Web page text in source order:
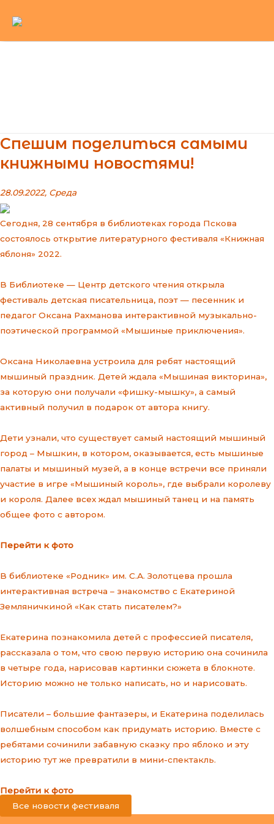
Спешим поделиться самыми
книжными новостями!
28.09.2022, Среда
Сегодня, 28 сентября в библиотеках города Пскова
состоялось открытие литературного фестиваля «Книжная
яблоня» 2022.
В Библиотеке — Центр детского чтения открыла
фестиваль детская писательница, поэт — песенник и
педагог Оксана Рахманова интерактивной музыкально-
поэтической программой «Мышиные приключения».
Оксана Николаевна устроила для ребят настоящий
мышиный праздник. Детей ждала «Мышиная викторина»,
за которую они получали «фишку-мышку», а самый
активный получил в подарок от автора книгу.
Дети узнали, что существует самый настоящий мышиный
город – Мышкин, в котором, оказывается, есть мышиные
палаты и мышиный музей, а в конце встречи все приняли
участие в игре «Мышиный король», где выбрали королеву
и короля. Далее всех ждал мышиный танец и на память
общее фото с автором.
Перейти к фото
В библиотеке «Родник» им. С.А. Золотцева прошла
интерактивная встреча – знакомство с Екатериной
Земляничкиной «Как стать писателем?»
Екатерина познакомила детей с профессией писателя,
рассказала о том, что свою первую историю она сочинила
в четыре года, нарисовав картинки сюжета в блокноте.
Историю можно не только написать, но и нарисовать.
Писатели – большие фантазеры, и Екатерина поделилась
волшебным способом как придумать историю. Вместе с
ребятами сочинили забавную сказку про яблоко и эту
историю тут же превратили в мини-спектакль.
Перейти к фото
Все новости фестиваля